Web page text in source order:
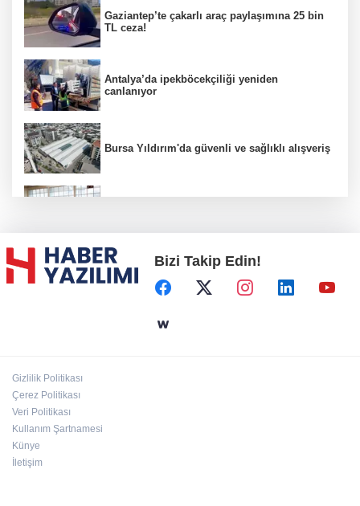
Gaziantep’te çakarlı araç paylaşımına 25 bin
TL ceza!
Antalya’da ipekböcekçiliği yeniden
canlanıyor
Bursa Yıldırım'da güvenli ve sağlıklı alışveriş
Başkent'in göletlerinde temizlik ve bakım
sürüyor
Bizi Takip Edin!
Gizlilik Politikası
Çerez Politikası
Veri Politikası
Kullanım Şartnamesi
Künye
İletişim